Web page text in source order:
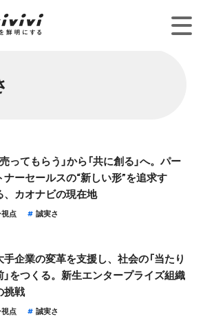
売ってもらう」から「共に創る」へ。パー
ナーセールスの“新しい形”を追求す
、カオナビの現在地
点
誠実さ
手企業の変革を支援し、社会の「当たり
」をつくる。新生エンタープライズ組織
挑戦
点
誠実さ